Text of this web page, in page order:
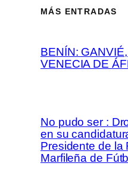
MÁS ENTRADAS
BENÍN:
VENECIA DE
No pudo ser :
en su
Presidente de la
Marfileña de